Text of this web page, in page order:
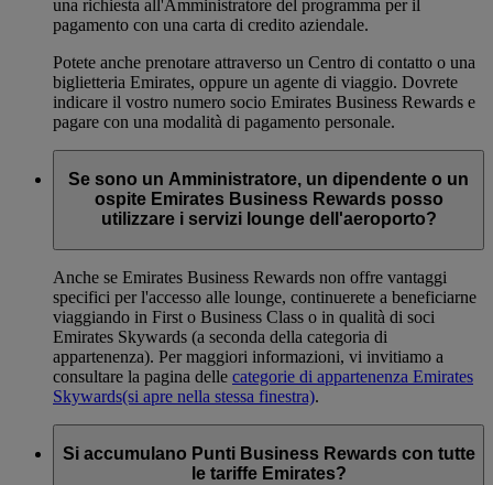
una richiesta all'Amministratore del programma per il
pagamento con una carta di credito aziendale.
Potete anche prenotare attraverso un Centro di contatto o una
biglietteria Emirates, oppure un agente di viaggio. Dovrete
indicare il vostro numero socio Emirates Business Rewards e
pagare con una modalità di pagamento personale.
Se sono un Amministratore, un dipendente o un
ospite Emirates Business Rewards posso
utilizzare i servizi lounge dell'aeroporto?
Anche se Emirates Business Rewards non offre vantaggi
specifici per l'accesso alle lounge, continuerete a beneficiarne
viaggiando in First o Business Class o in qualità di soci
Emirates Skywards (a seconda della categoria di
appartenenza). Per maggiori informazioni, vi invitiamo a
consultare la pagina delle categorie di appartenenza Emirates
Skywards(si apre nella stessa finestra).
Si accumulano Punti Business Rewards con tutte
le tariffe Emirates?